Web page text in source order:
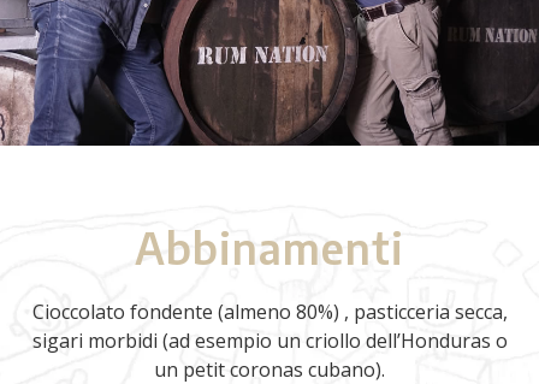
Abbinamenti
Cioccolato fondente (almeno 80%) , pasticceria secca,
sigari morbidi (ad esempio un criollo dell’Honduras o
un petit coronas cubano).